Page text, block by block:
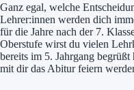
Ganz egal, welche
Lehrer:innen werden dich
für die Jahre nach der 7.
Oberstufe wirst du vielen
bereits im 5. Jahrgang
mit dir das Abitur feiern